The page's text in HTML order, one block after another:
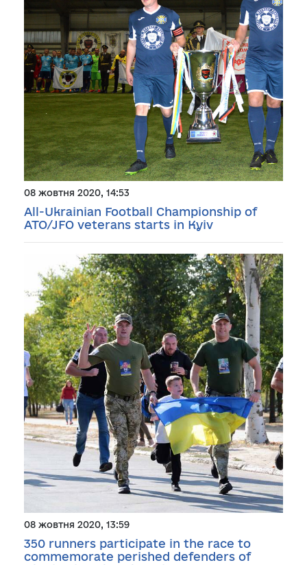
08 жовтня 2020, 14:53
All-Ukrainian Football Championship of
ATO/JFO veterans starts in Kyiv
08 жовтня 2020, 13:59
350 runners participate in the race to
commemorate perished defenders of